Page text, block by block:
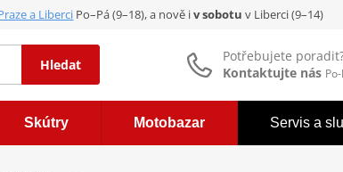
a Liberci Po–Pá (9–18), a nově iv sobotu v Liberci (9–14)
Hledat
Potřebujete
Kontaktujte nás
Skútry Motobazar Servis a